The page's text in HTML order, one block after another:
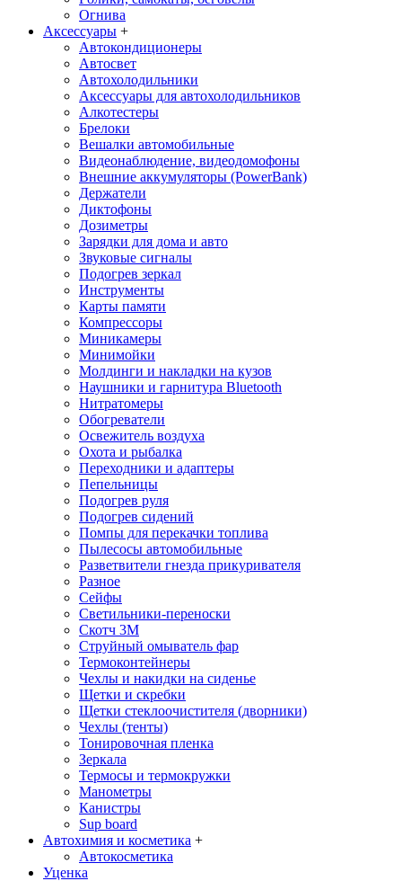
Огнива
Аксессуары +
Автокондиционеры
Aвтосвет
Автохолодильники
Аксессуары для автохолодильников
Алкотестеры
Брелоки
Вешалки автомобильные
Видеонаблюдение, видеодомофоны
Внешние аккумуляторы (PowerBank)
Держатели
Диктофоны
Дозиметры
Зарядки для дома и авто
Звуковые сигналы
Подогрев зеркал
Инструменты
Карты памяти
Компрессоры
Миникамеры
Минимойки
Молдинги и накладки на кузов
Наушники и гарнитура Bluetooth
Нитратомеры
Обогреватели
Освежитель воздуха
Охота и рыбалка
Переходники и адаптеры
Пепельницы
Подогрев руля
Подогрев сидений
Помпы для перекачки топлива
Пылесосы автомобильные
Разветвители гнезда прикуривателя
Разное
Сейфы
Светильники-переноски
Скотч 3М
Струйный омыватель фар
Термоконтейнеры
Чехлы и накидки на сиденье
Щетки и скребки
Щетки стеклоочистителя (дворники)
Чехлы (тенты)
Тонировочная пленка
Зеркалa
Термосы и термокружки
Манометры
Канистры
Sup board
Автохимия и косметика +
Автокосметика
Уценка